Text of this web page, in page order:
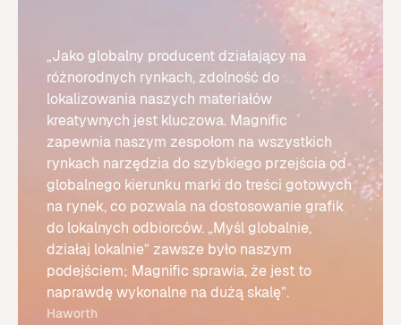
„Jako globalny producent działający na
różnorodnych rynkach, zdolność do
lokalizowania naszych materiałów
kreatywnych jest kluczowa. Magnific
zapewnia naszym zespołom na wszystkich
rynkach narzędzia do szybkiego przejścia od
globalnego kierunku marki do treści gotowych
na rynek, co pozwala na dostosowanie grafik
do lokalnych odbiorców. „Myśl globalnie,
działaj lokalnie” zawsze było naszym
podejściem; Magnific sprawia, że jest to
naprawdę wykonalne na dużą skalę”.
Haworth